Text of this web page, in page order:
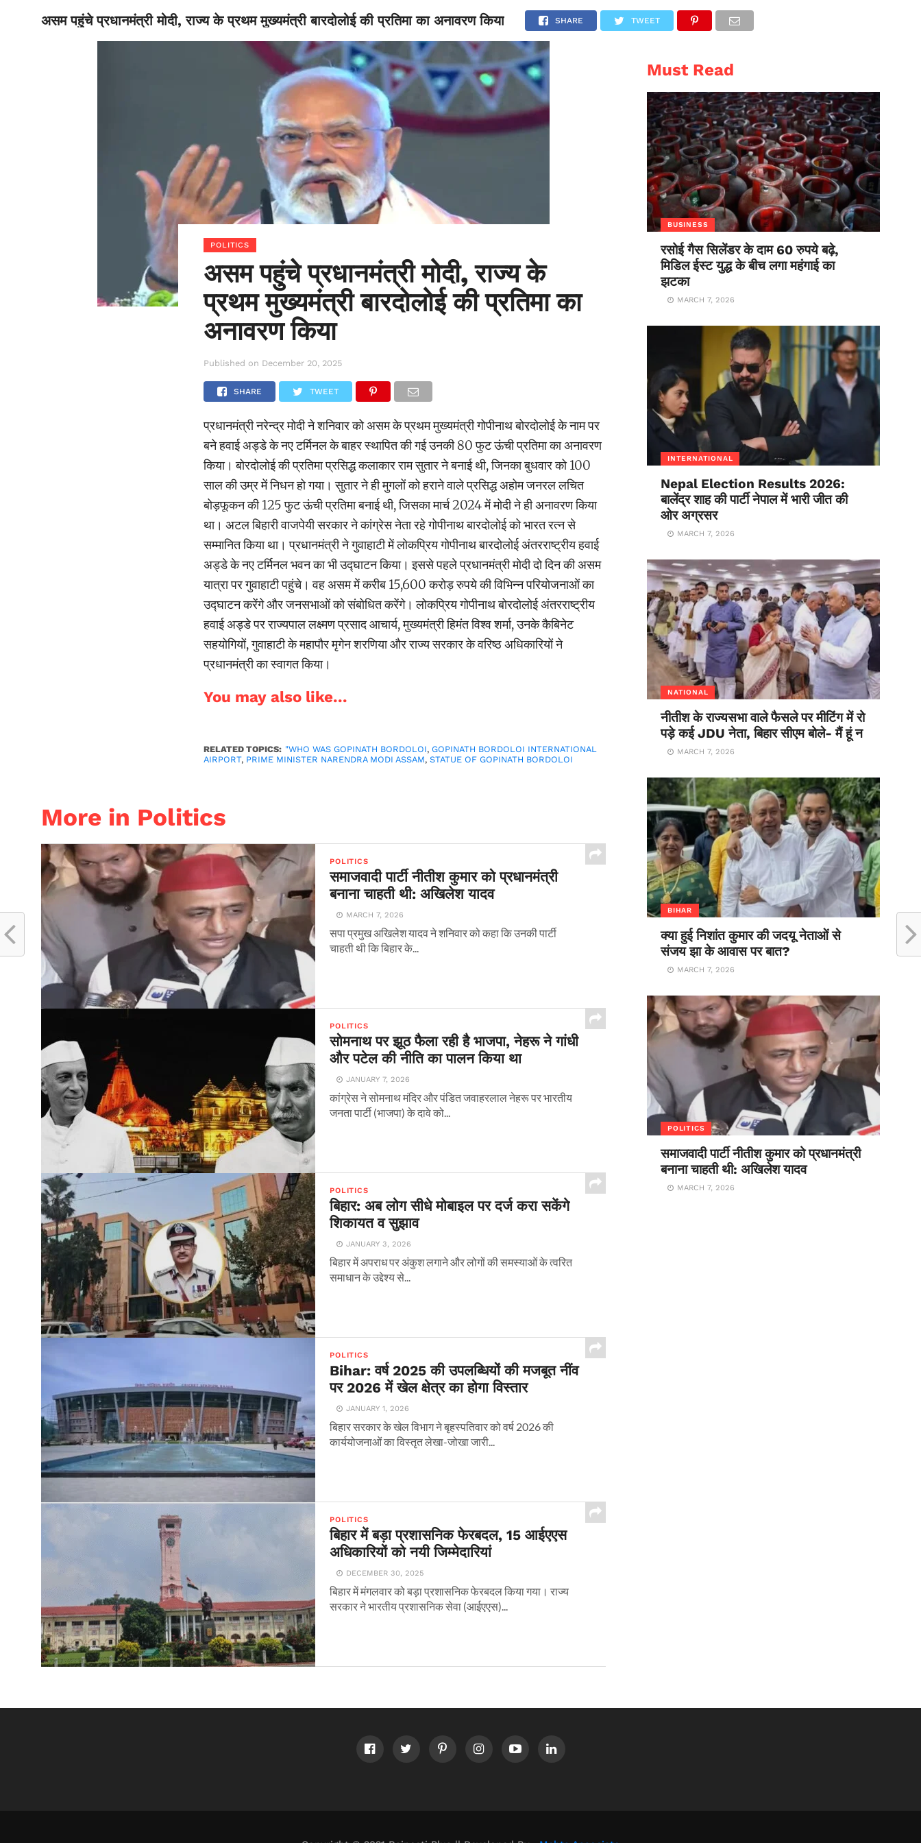
BIHAR NATIONAL SPORTS SCIENCE POLITICS INTERNATIONAL ENTERTAINMENT
असम पहुंचे प्रधानमंत्री मोदी, राज्य के प्रथम मुख्यमंत्री बारदोलोई की प्रतिमा का अनावरण किया SHARE TWEET
POLITICS
असम पहुंचे प्रधानमंत्री मोदी, राज्य के
प्रथम मुख्यमंत्री बारदोलोई की प्रतिमा का
अनावरण किया
Published on December 20, 2025
SHARE TWEET
प्रधानमंत्री नरेन्द्र मोदी ने शनिवार को असम के प्रथम मुख्यमंत्री गोपीनाथ बोरदोलोई के नाम पर
बने हवाई अड्डे के नए टर्मिनल के बाहर स्थापित की गई उनकी 80 फुट ऊंची प्रतिमा का अनावरण
किया। बोरदोलोई की प्रतिमा प्रसिद्ध कलाकार राम सुतार ने बनाई थी, जिनका बुधवार को 100
साल की उम्र में निधन हो गया। सुतार ने ही मुगलों को हराने वाले प्रसिद्ध अहोम जनरल लचित
बोड़फूकन की 125 फुट ऊंची प्रतिमा बनाई थी, जिसका मार्च 2024 में मोदी ने ही अनावरण किया
था। अटल बिहारी वाजपेयी सरकार ने कांग्रेस नेता रहे गोपीनाथ बारदोलोई को भारत रत्न से
सम्मानित किया था। प्रधानमंत्री ने गुवाहाटी में लोकप्रिय गोपीनाथ बारदोलोई अंतरराष्ट्रीय हवाई
अड्डे के नए टर्मिनल भवन का भी उद्घाटन किया। इससे पहले प्रधानमंत्री मोदी दो दिन की असम
यात्रा पर गुवाहाटी पहुंचे। वह असम में करीब 15,600 करोड़ रुपये की विभिन्न परियोजनाओं का
उद्घाटन करेंगे और जनसभाओं को संबोधित करेंगे। लोकप्रिय गोपीनाथ बोरदोलोई अंतरराष्ट्रीय
हवाई अड्डे पर राज्यपाल लक्ष्मण प्रसाद आचार्य, मुख्यमंत्री हिमंत विश्व शर्मा, उनके कैबिनेट
सहयोगियों, गुवाहाटी के महापौर मृगेन शरणिया और राज्य सरकार के वरिष्ठ अधिकारियों ने
प्रधानमंत्री का स्वागत किया।
You may also like...
RELATED TOPICS: "WHO WAS GOPINATH BORDOLOI,GOPINATH BORDOLOI INTERNATIONAL
AIRPORT, PRIME MINISTER NARENDRA MODI ASSAM,STATUE OF GOPINATH BORDOLOI
More in Politics
POLITICS
समाजवादी पार्टी नीतीश कुमार को प्रधानमंत्री
बनाना चाहती थी: अखिलेश यादव
MARCH 7, 2026
सपा प्रमुख अखिलेश यादव ने शनिवार को कहा कि उनकी पार्टी
चाहती थी कि बिहार के...
POLITICS
सोमनाथ पर झूठ फैला रही है भाजपा, नेहरू ने गांधी
और पटेल की नीति का पालन किया था
JANUARY 7, 2026
कांग्रेस ने सोमनाथ मंदिर और पंडित जवाहरलाल नेहरू पर भारतीय
जनता पार्टी (भाजपा) के दावे को...
POLITICS
बिहार: अब लोग सीधे मोबाइल पर दर्ज करा सकेंगे
शिकायत व सुझाव
JANUARY 3, 2026
बिहार में अपराध पर अंकुश लगाने और लोगों की समस्याओं के त्वरित
समाधान के उद्देश्य से...
POLITICS
Bihar: वर्ष 2025 की उपलब्धियों की मजबूत नींव
पर 2026 में खेल क्षेत्र का होगा विस्तार
JANUARY 1, 2026
बिहार सरकार के खेल विभाग ने बृहस्पतिवार को वर्ष 2026 की
कार्ययोजनाओं का विस्तृत लेखा-जोखा जारी...
POLITICS
बिहार में बड़ा प्रशासनिक फेरबदल, 15 आईएएस
अधिकारियों को नयी जिम्मेदारियां
DECEMBER 30, 2025
बिहार में मंगलवार को बड़ा प्रशासनिक फेरबदल किया गया। राज्य
सरकार ने भारतीय प्रशासनिक सेवा (आईएएस)...
Must Read
BUSINESS
रसोई गैस सिलेंडर के दाम 60 रुपये बढ़े,
मिडिल ईस्ट युद्ध के बीच लगा महंगाई का
झटका
MARCH 7, 2026
INTERNATIONAL
Nepal Election Results 2026:
बालेंद्र शाह की पार्टी नेपाल में भारी जीत की
ओर अग्रसर
MARCH 7, 2026
NATIONAL
नीतीश के राज्यसभा वाले फैसले पर मीटिंग में रो
पड़े कई JDU नेता, बिहार सीएम बोले- मैं हूं न
MARCH 7, 2026
BIHAR
क्या हुई निशांत कुमार की जदयू नेताओं से
संजय झा के आवास पर बात?
MARCH 7, 2026
POLITICS
समाजवादी पार्टी नीतीश कुमार को प्रधानमंत्री
बनाना चाहती थी: अखिलेश यादव
MARCH 7, 2026